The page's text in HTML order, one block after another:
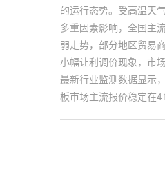
的运行态势。受高温天
多重因素影响，全国主
弱走势，部分地区贸易
小幅让利调价现象，市
最新行业监测数据显示
板市场主流报价稳定在41